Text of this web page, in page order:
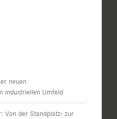
neuen
industriellen Umfeld
Von der Standplatz- zur